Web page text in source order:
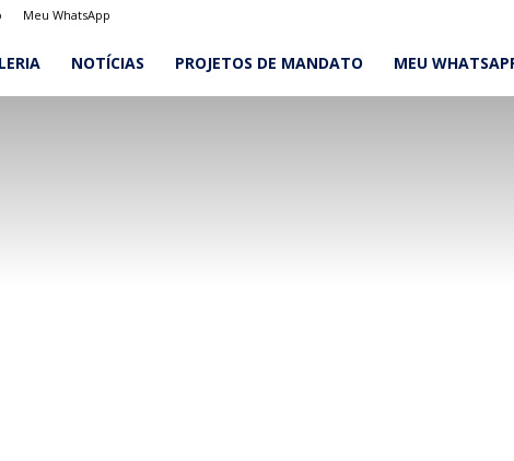
Meu WhatsApp
NOTÍCIAS PROJETOS DE MANDATO MEU